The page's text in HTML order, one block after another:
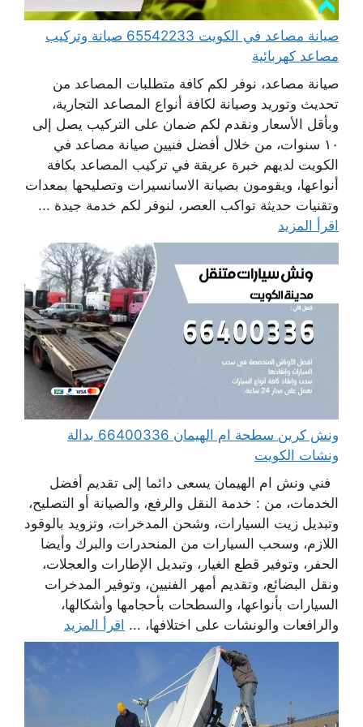
صيانة مصاعد في الكويت 65542233 صيانة وتركيب
مصاعد كهربائية
صيانة مصاعد، نوفر لكم كافة متطلبات المصاعد من
تحديث وتوريد وصيانة لكافة أنواع المصاعد التجارية،
وبأقل الأسعار ونقدم لكم ضمان على التركيب يصل إلى
١٠ سنوات، من خلال أفضل فنيين صيانة مصاعد في
الكويت لديهم خبرة عريقة في تركيب المصاعد بكافة
أنواعها، ويقومون بصيانة الاسانسيرات وتصليحها بمعدات
وتقنيات حديثة تواكب العصر، لنوفر لكم خدمة جيدة ...
اقرأ المزيد
ونش كرين سطحة ام الهيمان 66400336 بدالة
ونشات الكويت
فني ونش ام الهيمان يسعى دائما إلى تقديم أفضل
الخدمات، من : خدمة النقل والرفع، والصيانة أو التصليح،
وتبديل زيت السيارات، وشحن المدخرات، وتزويد بالوقود
اللازم، وسحب السيارات من المنحدرات والبرك وأيضا
الحفر، وتوفير قطع الغيار، وتبديل الإطارات والعجلات،
ونقل البضائع، وتقديم أمهر الفنيين، وتوفير المدخرات
السيارات بأنواعها، والسطحات بأحجامها وأشكالها،
والرافعات والونشات على اختلافها، ... اقرأ المزيد